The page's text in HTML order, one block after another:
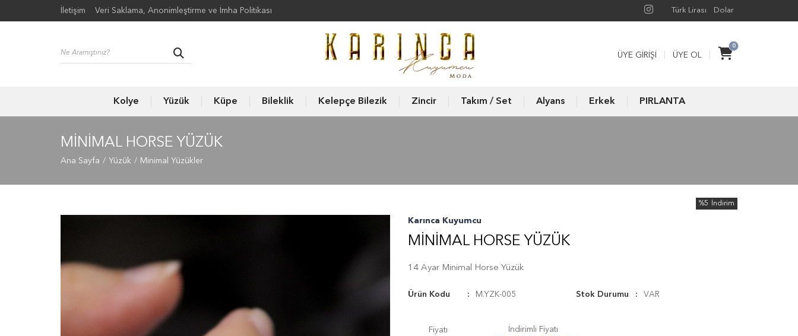
İletişim Veri Saklama, Anonimleştirme ve İmha Politikası Türk Lirası Dolar
0
ÜYE GIRIŞI ÜYE OL
Kolye Yüzük Küpe Bileklik Kelepçe Bilezik Zincir Takım / Set Alyans Erkek PIRLANTA
MINIMAL HORSE YÜZÜK
Ana Sayfa Yüzük Minimal Yüzükler
Karınca Kuyumcu
MINIMAL HORSE YÜZÜK
14 Ayar Minimal Horse Yüzük
Ürün Kodu M.YZK-005 Stok Durumu VAR
Fiyatı İndirimli Fiyatı
%5 İndirim